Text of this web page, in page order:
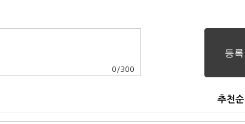
0 /300
추천순